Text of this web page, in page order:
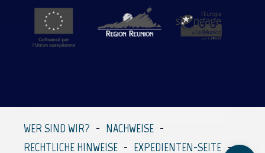
Beschreibung
WER SIND WIR?
NACHWEISE
RECHTLICHE HINWEISE
EXPEDIENTEN-SEITE